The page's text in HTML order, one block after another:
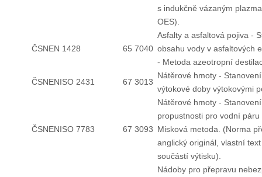
s indukčně vázaným
OES).
ČSNEN 1428 65 7040
Asfalty a asfaltová pojiva -
obsahu vody v asfaltových
- Metoda azeotropní
ČSNENISO 2431 67 3013
Nátěrové hmoty - Stanovení
výtokové doby výtokovými
ČSNENISO 7783 67 3093
Nátěrové hmoty - Stanovení
propustnosti pro vodní páru
Misková metoda. (Norma
anglický originál, vlastní
součástí výtisku).
Nádoby pro přepravu